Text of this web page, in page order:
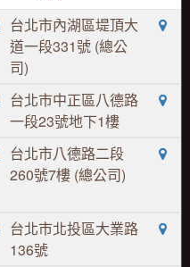
台北市內湖區堤頂大
道一段331號 (總公
司)
台北市中正區八德路
一段23號地下1樓
台北市八德路二段
260號7樓 (總公司)
台北市北投區大業路
136號